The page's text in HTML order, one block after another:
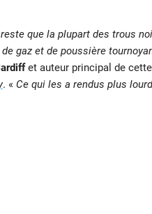
que la plupart des trous
gaz et de poussière
et auteur principal de
. « Ce qui les a rendus plus